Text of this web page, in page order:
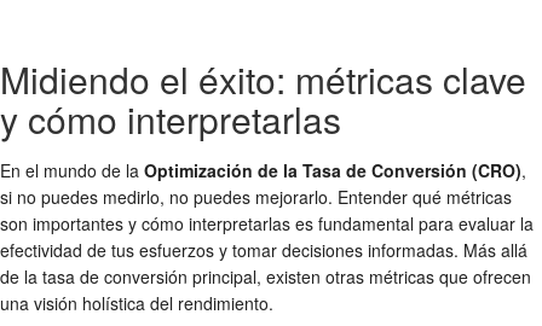
Midiendo el éxito: métricas clave
y cómo interpretarlas
En el mundo de la Optimización de la Tasa de Conversión (CRO),
si no puedes medirlo, no puedes mejorarlo. Entender qué métricas
son importantes y cómo interpretarlas es fundamental para evaluar la
efectividad de tus esfuerzos y tomar decisiones informadas. Más allá
de la tasa de conversión principal, existen otras métricas que ofrecen
una visión holística del rendimiento.